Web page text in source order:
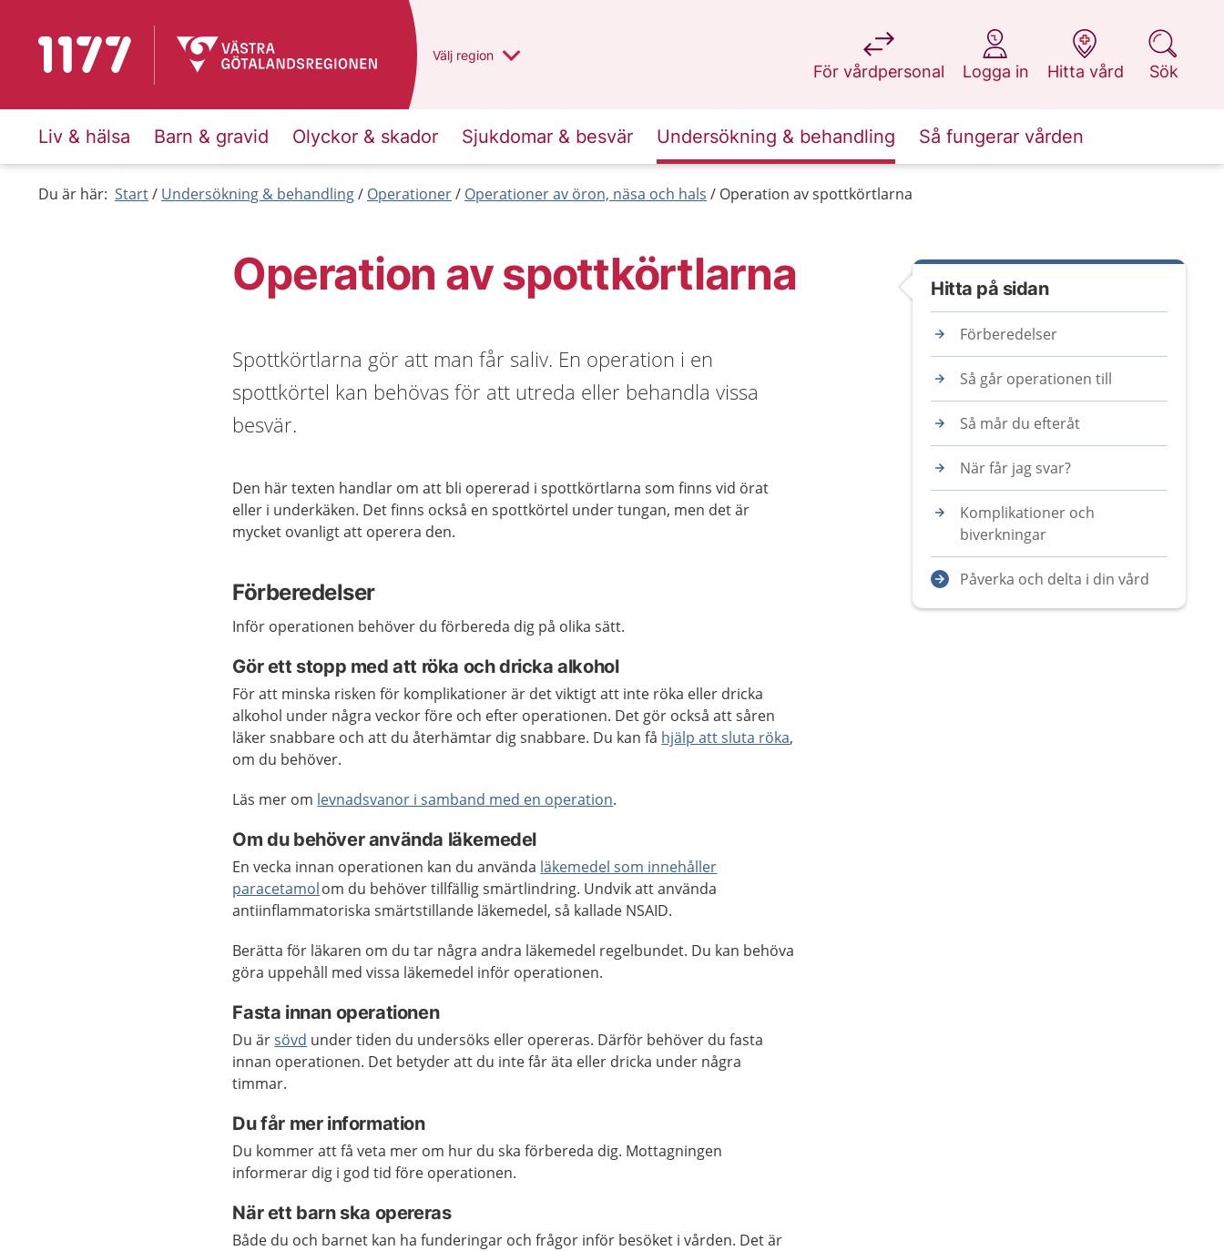
Till startsidan för 1177 Du har valt region
Välj en annan
region
För vårdpersonal
på 1177.se
Logga in
på 1177.se
Hitta vård
på 1177.se
Sök
på 1177.se
Liv & hälsa Barn & gravid Olyckor & skador Sjukdomar & besvär Undersökning & behandling Så fungerar vården
Du är här: Start Undersökning & behandling Operationer Operationer av öron, näsa och hals Operation av spottkörtlarna
Operation av spottkörtlarna
Spottkörtlarna gör att man får saliv. En operation i en
spottkörtel kan behövas för att utreda eller behandla vissa
besvär.
Den här texten handlar om att bli opererad i spottkörtlarna som finns vid örat
eller i underkäken. Det finns också en spottkörtel under tungan, men det är
mycket ovanligt att operera den.
Förberedelser
Inför operationen behöver du förbereda dig på olika sätt.
Gör ett stopp med att röka och dricka alkohol
För att minska risken för komplikationer är det viktigt att inte röka eller dricka
alkohol under några veckor före och efter operationen. Det gör också att såren
läker snabbare och att du återhämtar dig snabbare. Du kan få hjälp att sluta röka,
om du behöver.
Läs mer om levnadsvanor i samband med en operation.
Om du behöver använda läkemedel
En vecka innan operationen kan du använda läkemedel som innehåller
paracetamolom du behöver tillfällig smärtlindring. Undvik att använda
antiinflammatoriska smärtstillande läkemedel, så kallade NSAID.
Berätta för läkaren om du tar några andra läkemedel regelbundet. Du kan behöva
göra uppehåll med vissa läkemedel inför operationen.
Fasta innan operationen
Du ärsövd under tiden du undersöks eller opereras. Därför behöver du fasta
innan operationen. Det betyder att du inte får äta eller dricka under några
timmar.
Du får mer information
Du kommer att få veta mer om hur du ska förbereda dig. Mottagningen
informerar dig i god tid före operationen.
När ett barn ska opereras
Både du och barnet kan ha funderingar och frågor inför besöket i vården. Det är
Hitta på sidan
Förberedelser
Så går operationen till
Så mår du efteråt
När får jag svar?
Komplikationer och
biverkningar
Påverka och delta i din vård